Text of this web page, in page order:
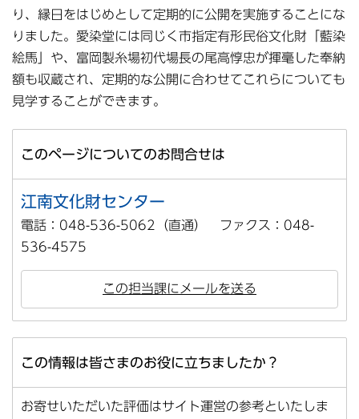
り、縁日をはじめとして定期的に公開を実施することにな
りました。愛染堂には同じく市指定有形民俗文化財「藍染
絵馬」や、富岡製糸場初代場長の尾高惇忠が揮毫した奉納
額も収蔵され、定期的な公開に合わせてこれらについても
見学することができます。
このページについてのお問合せは
江南文化財センター
電話：048-536-5062（直通） ファクス：048-
536-4575
この担当課にメールを送る
この情報は皆さまのお役に立ちましたか？
お寄せいただいた評価はサイト運営の参考といたしま